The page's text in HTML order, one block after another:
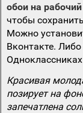
обои на
чтобы
Можно
Вконтакте.
Одноклассниках
Красивая
позирует на
запечатлена